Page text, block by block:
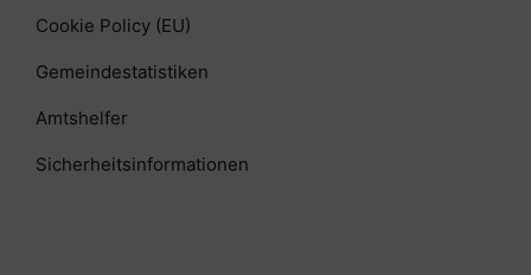
Cookie Policy (EU)
Gemeindestatistiken
Amtshelfer
Sicherheitsinformationen